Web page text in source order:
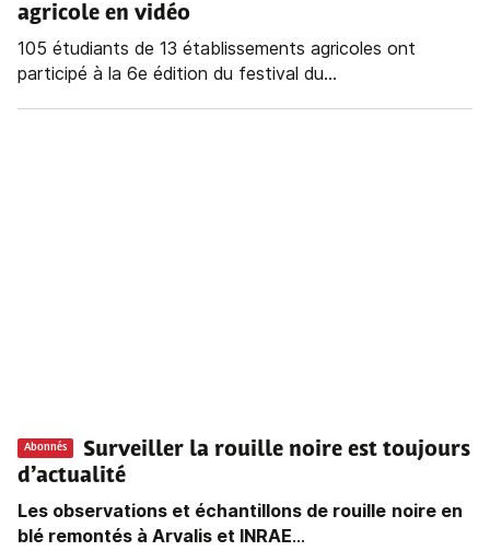
agricole en vidéo
105 étudiants de 13 établissements agricoles ont
participé à la 6e édition du festival du...
Abonnés
Surveiller la rouille noire est toujours
d’actualité
Les observations et échantillons de rouille noire en
blé remontés à Arvalis et INRAE...